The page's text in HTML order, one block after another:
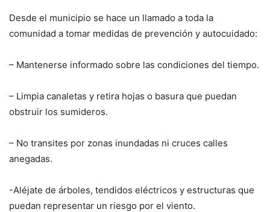
Desde el municipio se hace un llamado a toda la
comunidad a tomar medidas de prevención y autocuidado:
– Mantenerse informado sobre las condiciones del tiempo.
– Limpia canaletas y retira hojas o basura que puedan
obstruir los sumideros.
– No transites por zonas inundadas ni cruces calles
anegadas.
-Aléjate de árboles, tendidos eléctricos y estructuras que
puedan representar un riesgo por el viento.